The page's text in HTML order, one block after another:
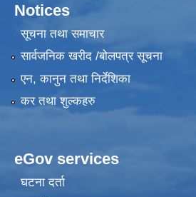
Notices
सूचना तथा समाचार
सार्वजनिक खरीद /बोलपत्र सूचना
एन, कानुन तथा निर्देशिका
कर तथा शुल्कहरु
eGov services
घटना दर्ता